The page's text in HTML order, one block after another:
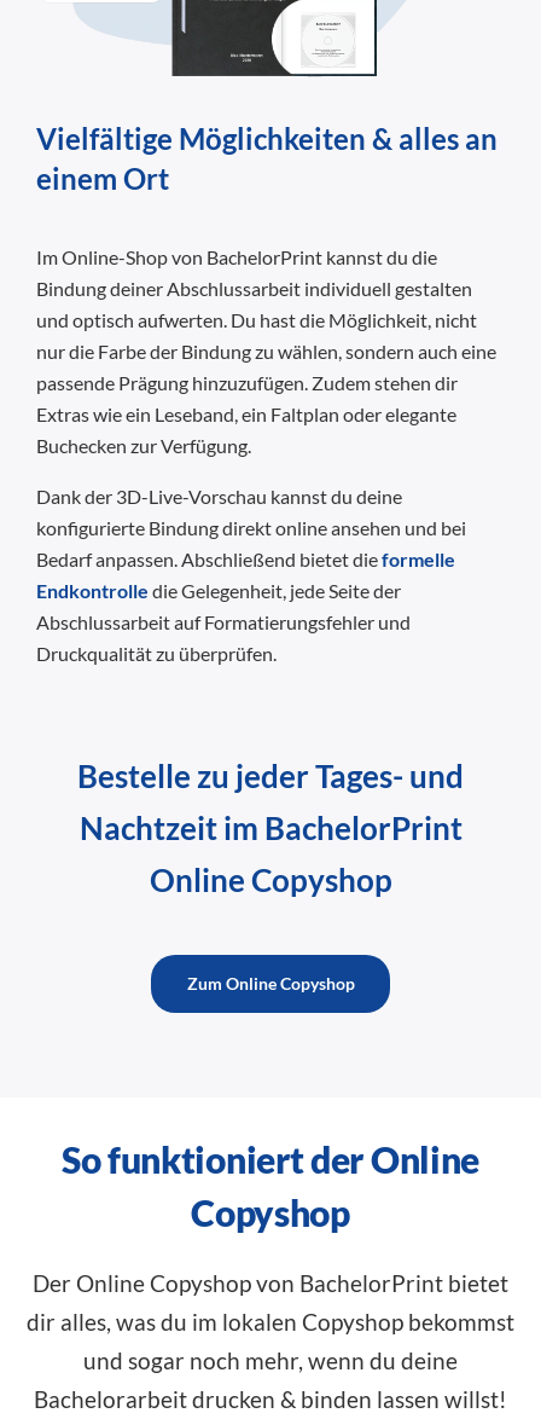
Vielfältige Möglichkeiten & alles an
einem Ort
Im Online-Shop von BachelorPrint kannst du die
Bindung deiner Abschlussarbeit individuell gestalten
und optisch aufwerten. Du hast die Möglichkeit, nicht
nur die Farbe der Bindung zu wählen, sondern auch eine
passende Prägung hinzuzufügen. Zudem stehen dir
Extras wie ein Leseband, ein Faltplan oder elegante
Buchecken zur Verfügung.
Dank der 3D-Live-Vorschau kannst du deine
konfigurierte Bindung direkt online ansehen und bei
Bedarf anpassen. Abschließend bietet dieformelle
Endkontrolle die Gelegenheit, jede Seite der
Abschlussarbeit auf Formatierungsfehler und
Druckqualität zu überprüfen.
Bestelle zu jeder Tages- und
Nachtzeit im BachelorPrint
Online Copyshop
Zum Online Copyshop
So funktioniert der Online
Copyshop
Der Online Copyshop von BachelorPrint bietet
dir alles, was du im lokalen Copyshop bekommst
und sogar noch mehr, wenn du deine
Bachelorarbeit drucken & binden lassen willst!